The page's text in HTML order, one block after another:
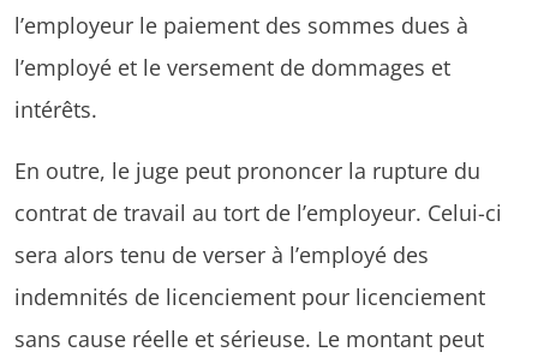
l’employeur le paiement des sommes dues à
l’employé et le versement de dommages et
intérêts.
En outre, le juge peut prononcer la rupture du
contrat de travail au tort de l’employeur. Celui-ci
sera alors tenu de verser à l’employé des
indemnités de licenciement pour licenciement
sans cause réelle et sérieuse. Le montant peut